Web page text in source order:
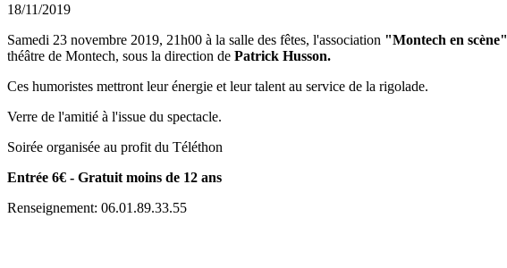
18/11/2019
Samedi 23 novembre 2019, 21h00 à la salle des fêtes, l'association "Montech en scène"
théâtre de Montech, sous la direction de Patrick Husson.
Ces humoristes mettront leur énergie et leur talent au service de la rigolade.
Verre de l'amitié à l'issue du spectacle.
Soirée organisée au profit du Téléthon
Entrée 6€ - Gratuit moins de 12 ans
Renseignement: 06.01.89.33.55